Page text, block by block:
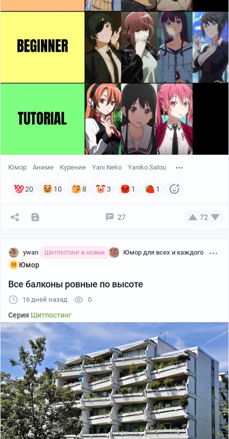
Юмор Аниме Курение Yani Neko Yaniko Satou
20 10 8 3 1 1
27 72
ywan Шитпостинг и ножки Юмор для всех и каждого
Юмор
Все балконы ровные по высоте
16 дней назад 0
Серия Шитпостинг